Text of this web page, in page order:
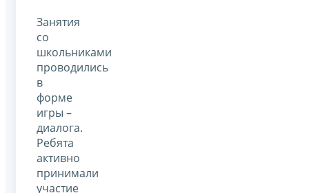
Занятия
со
школьниками
проводились
в
форме
игры –
диалога.
Ребята
активно
принимали
участие